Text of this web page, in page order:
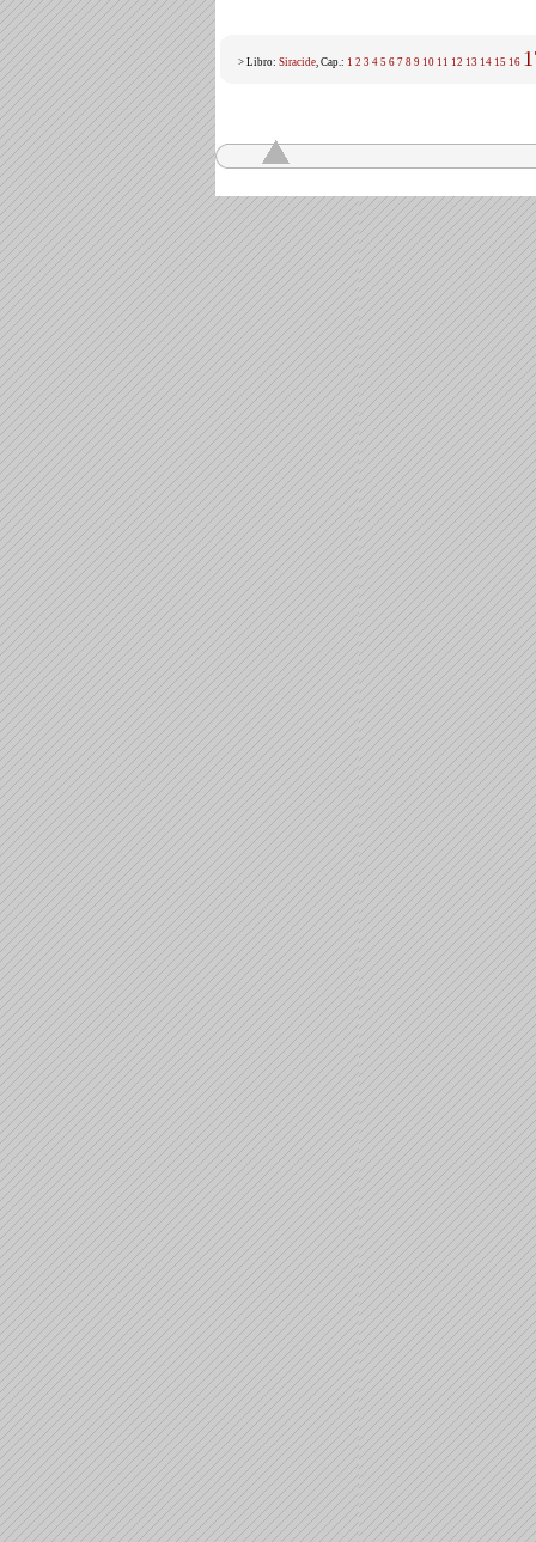
> Libro: Siracide, Cap.: 1 2 3 4 5 6 7 8 9 10 11 12 13 14 15 16